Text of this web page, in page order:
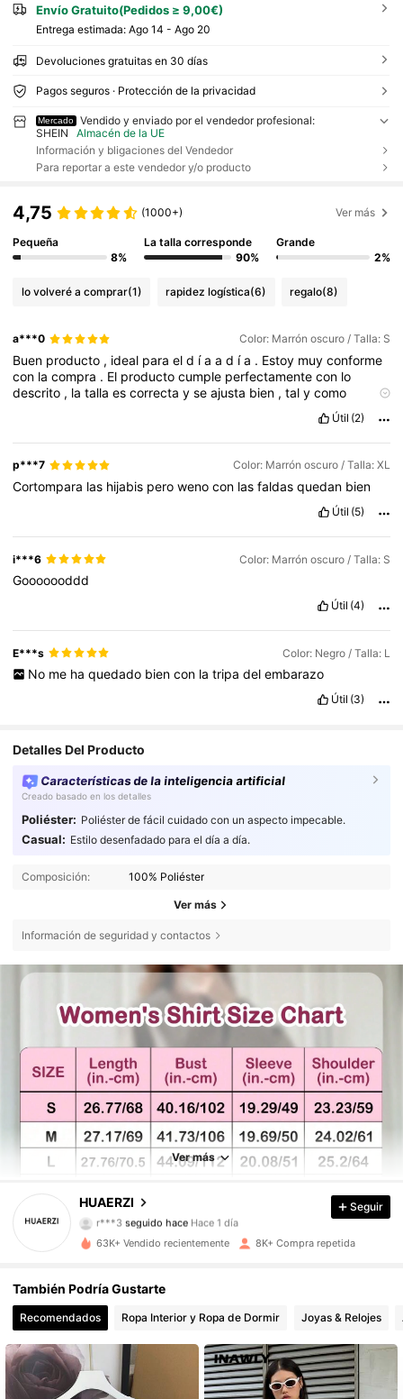
Envío Gratuito(Pedidos ≥ 9,00€)
Entrega estimada: Ago 14 - Ago 20
Devoluciones gratuitas en 30 días
Pagos seguros · Protección de la privacidad
Mercado
Vendido y enviado por el vendedor profesional:
SHEIN
Almacén de la UE
Información y bligaciones del Vendedor
Para reportar a este vendedor y/o producto
4,75 (1000+) Ver más
Pequeña
8%
La talla corresponde
90%
Grande
2%
lo volveré a comprar(1) rapidez logística(6) regalo(8)
a***0 Color: Marrón oscuro / Talla: S
Buen producto , ideal paraeld íaad ía . Estoy muyconforme
con lacompra . El productocumple perfectamentecon lo
descrito , latallaescorrectayseajusta bien ,talycomo
,con
resistentes.
Resultacómododeusardurantevariashorasy,porel
momento
mantiene funcionalidad sin problemas
En
general, una calidad- precio .Lo
recomiendo paraquienesbuscanalgoprácticoyfuncional
Útil (2)
p***7 Color: Marrón oscuro / Talla: XL
Cortompara las hijabis perowenocon lasfaldasquedan bien
Útil (5)
i***6 Color: Marrón oscuro / Talla: S
Gooooooddd
Útil (4)
E***s Color: Negro / Talla: L
No me ha quedado bien con la tripa del embarazo
Útil (3)
Detalles Del Producto
Características de la inteligencia artificial
Creado basado en los detalles
Poliéster: Poliéster de fácil cuidado con un aspecto impecable.
Casual: Estilo desenfadado para el día a día.
Composición: 100% Poliéster
Ver más
Información de seguridad y contactos
Ver más
HUAERZI
r***3 seguido hace Hace 1 día
está navegando
4,66
5.3K Seguidores
5.3K Seguidores
Seguir
63K+ Vendido recientemente 8K+ Compra repetida
También Podría Gustarte
Recomendados Ropa Interior y Ropa de Dormir Joyas & Relojes